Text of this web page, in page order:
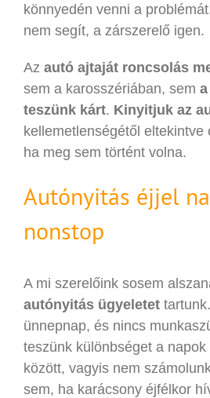
könnyedén venni a
nem segít, a zárszerelő igen.
Az autó ajtaját roncsolás
sem a karosszériában, sem
teszünk kárt. Kinyitjuk az
kellemetlenségétől eltekintve
ha meg sem történt volna.
Autónyitás éjjel
nonstop
A mi szerelőink sosem
autónyitás ügyeletet
ünnepnap, és nincs
teszünk különbséget a
között, vagyis nem
sem, ha karácsony éjfélkor